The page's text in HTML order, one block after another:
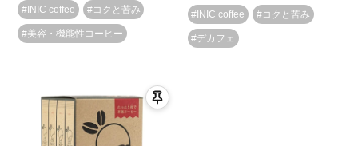
#INIC coffee #コクと苦み
#美容・機能性コーヒー
#INIC coffee #コクと苦み
#デカフェ